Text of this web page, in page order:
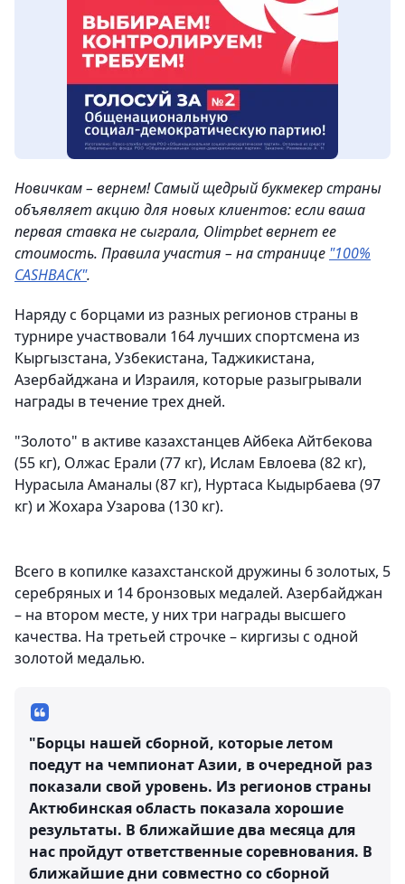
Новичкам – вернем! Самый щедрый букмекер страны
объявляет акцию для новых клиентов: если ваша
первая ставка не сыграла, Olimpbet вернет ее
стоимость. Правила участия – на странице "100%
CASHBACK".
Наряду с борцами из разных регионов страны в
турнире участвовали 164 лучших спортсмена из
Кыргызстана, Узбекистана, Таджикистана,
Азербайджана и Израиля, которые разыгрывали
награды в течение трех дней.
"Золото" в активе казахстанцев Айбека Айтбекова
(55 кг), Олжас Ерали (77 кг), Ислам Евлоева (82 кг),
Нурасыла Аманалы (87 кг), Нуртаса Кыдырбаева (97
кг) и Жохара Узарова (130 кг).
Всего в копилке казахстанской дружины 6 золотых, 5
серебряных и 14 бронзовых медалей. Азербайджан
– на втором месте, у них три награды высшего
качества. На третьей строчке – киргизы с одной
золотой медалью.
"Борцы нашей сборной, которые летом
поедут на чемпионат Азии, в очередной раз
показали свой уровень. Из регионов страны
Актюбинская область показала хорошие
результаты. В ближайшие два месяца для
нас пройдут ответственные соревнования. В
ближайшие дни совместно со сборной